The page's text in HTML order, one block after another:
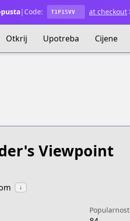
| Code: T1P15VV at checkout
Otkrij Upotreba Cijene
Viewpoint
↓
Popularnost